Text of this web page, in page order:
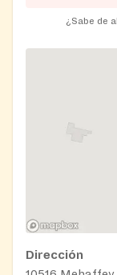
¿Sabe de
Dirección